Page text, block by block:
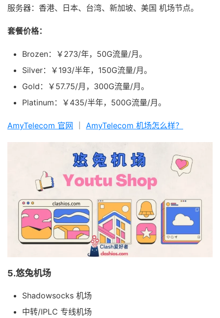
服务器：香港、日本、台湾、新加坡、美国 机场节点。
套餐价格：
Brozen：￥273/年，50G流量/月。
Silver：￥193/半年，150G流量/月。
Gold：￥57.75/月，300G流量/月。
Platinum：￥435/半年，500G流量/月。
AmyTelecom 官网 AmyTelecom 机场怎么样？
5.悠兔机场
Shadowsocks 机场
中转/IPLC 专线机场